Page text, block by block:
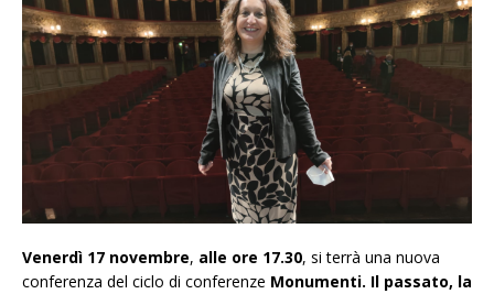
Venerdì 17 novembre, alle ore 17.30, si terrà una nuova
conferenza del ciclo di conferenze Monumenti. Il passato, la